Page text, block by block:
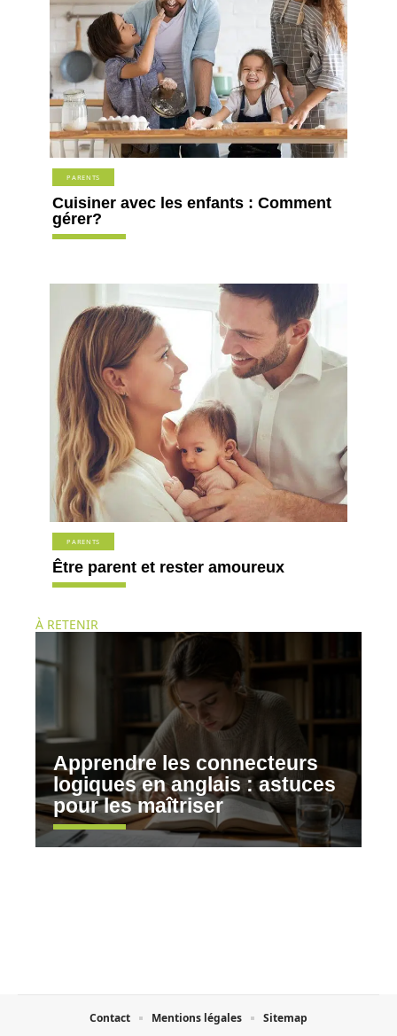
PARENTS
Cuisiner avec les enfants : Comment
gérer?
PARENTS
Être parent et rester amoureux
À RETENIR
Apprendre les connecteurs
logiques en anglais : astuces
pour les maîtriser
Contact Mentions légales Sitemap